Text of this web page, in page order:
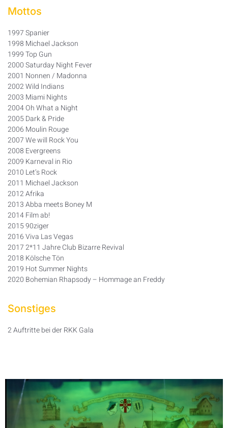
Mottos
1997 Spanier
1998 Michael Jackson
1999 Top Gun
2000 Saturday Night Fever
2001 Nonnen / Madonna
2002 Wild Indians
2003 Miami Nights
2004 Oh What a Night
2005 Dark & Pride
2006 Moulin Rouge
2007 We will Rock You
2008 Evergreens
2009 Karneval in Rio
2010 Let’s Rock
2011 Michael Jackson
2012 Afrika
2013 Abba meets Boney M
2014 Film ab!
2015 90ziger
2016 Viva Las Vegas
2017 2*11 Jahre Club Bizarre Revival
2018 Kölsche Tön
2019 Hot Summer Nights
2020 Bohemian Rhapsody – Hommage an Freddy
Sonstiges
2 Auftritte bei der RKK Gala